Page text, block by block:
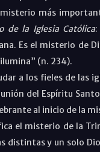
más
de la Iglesia Católica:
Es el misterio de
” (n. 234).
a los fieles de las
del Espíritu
al inicio de la
el misterio de la
distintas y un solo